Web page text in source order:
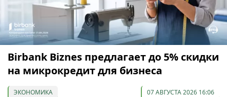
Birbank Biznes предлагает до 5% скидки
на микрокредит для бизнеса
ЭКОНОМИКА 07 АВГУСТА 2026 16:06